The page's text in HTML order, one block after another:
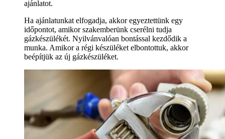
ajánlatot.
Ha ajánlatunkat elfogadja, akkor egyeztettünk egy
időpontot, amikor szakemberünk cserélni tudja
gázkészülékét. Nyilvánvalóan bontással kezdődik a
munka. Amikor a régi készüléket elbontottuk, akkor
beépítjük az új gázkészüléket.